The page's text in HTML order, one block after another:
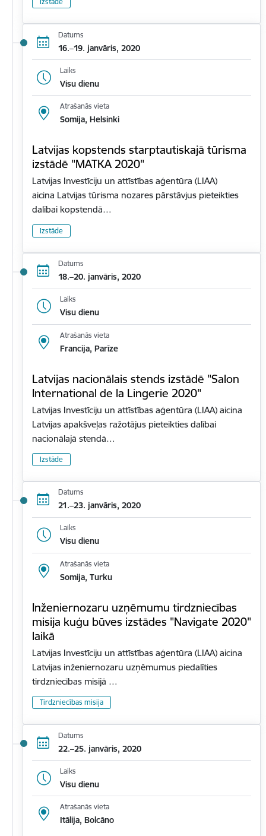
Datums
16.–19. janvāris, 2020
Laiks
Visu dienu
Atrašanās vieta
Somija, Helsinki
Latvijas kopstends starptautiskajā tūrisma
izstādē "MATKA 2020"
Latvijas Investīciju un attīstības aģentūra (LIAA)
aicina Latvijas tūrisma nozares pārstāvjus pieteikties
dalībai kopstendā…
Izstāde
Datums
18.–20. janvāris, 2020
Laiks
Visu dienu
Atrašanās vieta
Francija, Parīze
Latvijas nacionālais stends izstādē "Salon
International de la Lingerie 2020"
Latvijas Investīciju un attīstības aģentūra (LIAA) aicina
Latvijas apakšveļas ražotājus pieteikties dalībai
nacionālajā stendā…
Izstāde
Datums
21.–23. janvāris, 2020
Laiks
Visu dienu
Atrašanās vieta
Somija, Turku
Inženiernozaru uzņēmumu tirdzniecības
misija kuģu būves izstādes "Navigate 2020"
laikā
Latvijas Investīciju un attīstības aģentūra (LIAA) aicina
Latvijas inženiernozaru uzņēmumus piedalīties
tirdzniecības misijā …
Tirdzniecības misija
Datums
22.–25. janvāris, 2020
Laiks
Visu dienu
Atrašanās vieta
Itālija, Bolcāno